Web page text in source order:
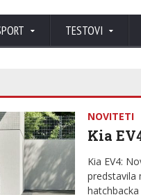
TESTOVI
NOVITETI
Kia
Kia EV4:
predstavila